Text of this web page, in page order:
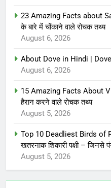
23 Amazing Facts about
के बारे में चोंकाने वाले रोचक तथ्य
August 6, 2026
About Dove in Hindi |
August 6, 2026
15 Amazing Facts About
हैरान करने वाले रोचक तथ्य
August 5, 2026
Top 10 Deadliest Birds of
खतरनाक शिकारी पक्षी – जिनसे
August 5, 2026